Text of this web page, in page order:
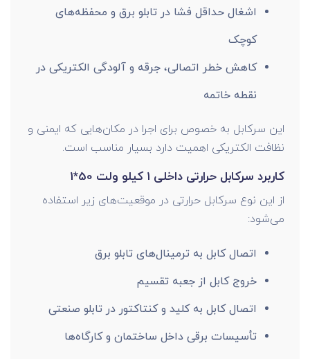
اشغال حداقل فشا در تابلو برق و محفظه‌های
کوچک
کاهش خطر اتصالی، جرقه و آلودگی الکتریکی در
نقطه خاتمه
این سرکابل به خصوص برای اجرا در مکان‌هایی که ایمنی و
نظافت الکتریکی اهمیت دارد بسیار مناسب است.
کاربرد سرکابل حرارتی داخلی 1 کیلو ولت 50*1
از این نوع سرکابل حرارتی در موقعیت‌های زیر استفاده
می‌شود:
اتصال کابل به ترمینال‌های تابلو برق
خروج کابل از جعبه تقسیم
اتصال کابل به کلید و کنتاکتور در تابلو صنعتی
تأسیسات برقی داخل ساختمان و کارگاه‌ها